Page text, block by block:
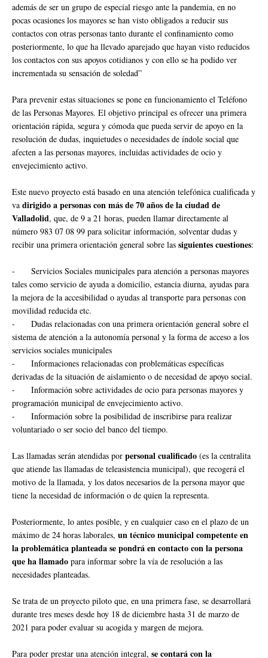
además de ser un grupo de especial riesgo ante la pandemia, en no
pocas ocasiones los mayores se han visto obligados a reducir sus
contactos con otras personas tanto durante el confinamiento como
posteriormente, lo que ha llevado aparejado que hayan visto reducidos
los contactos con sus apoyos cotidianos y con ello se ha podido ver
incrementada su sensación de soledad”
Para prevenir estas situaciones se pone en funcionamiento el Teléfono
de las Personas Mayores. El objetivo principal es ofrecer una primera
orientación rápida, segura y cómoda que pueda servir de apoyo en la
resolución de dudas, inquietudes o necesidades de índole social que
afecten a las personas mayores, incluidas actividades de ocio y
envejecimiento activo.
Este nuevo proyecto está basado en una atención telefónica cualificada y
va dirigido a personas con más de 70 años de la ciudad de
Valladolid, que, de 9 a 21 horas, pueden llamar directamente al
número 983 07 08 99 para solicitar información, solventar dudas y
recibir una primera orientación general sobre las siguientes cuestiones:
-
Servicios Sociales municipales para atención a personas mayores
tales como servicio de ayuda a domicilio, estancia diurna, ayudas para
la mejora de la accesibilidad o ayudas al transporte para personas con
movilidad reducida etc.
-
Dudas relacionadas con una primera orientación general sobre el
sistema de atención a la autonomía personal y la forma de acceso a los
servicios sociales municipales
-
Informaciones relacionadas con problemáticas específicas
derivadas de la situación de aislamiento o de necesidad de apoyo social.
-
Información sobre actividades de ocio para personas mayores y
programación municipal de envejecimiento activo.
-
Información sobre la posibilidad de inscribirse para realizar
voluntariado o ser socio del banco del tiempo.
Las llamadas serán atendidas por personal cualificado (es la centralita
que atiende las llamadas de teleasistencia municipal), que recogerá el
motivo de la llamada, y los datos necesarios de la persona mayor que
tiene la necesidad de información o de quien la representa.
Posteriormente, lo antes posible, y en cualquier caso en el plazo de un
máximo de 24 horas laborales, un técnico municipal competente en
la problemática planteada se pondrá en contacto con la persona
que ha llamado para informar sobre la vía de resolución a las
necesidades planteadas.
Se trata de un proyecto piloto que, en una primera fase, se desarrollará
durante tres meses desde hoy 18 de diciembre hasta 31 de marzo de
2021 para poder evaluar su acogida y margen de mejora.
Para poder prestar una atención integral, se contará con la